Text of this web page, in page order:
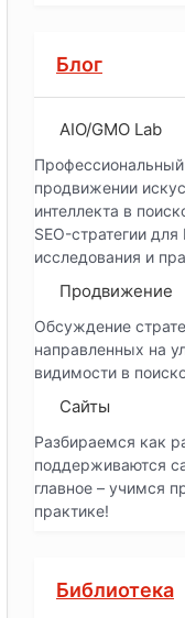
Блог
AIO/GMO Lab
Профессиональный
продвижении
интеллекта в
SEO-стратегии
исследования и
Продвижение
Обсуждение
направленных на
видимости в
Сайты
Разбираемся как
поддерживаются
главное – учимся
практике!
Библиотека